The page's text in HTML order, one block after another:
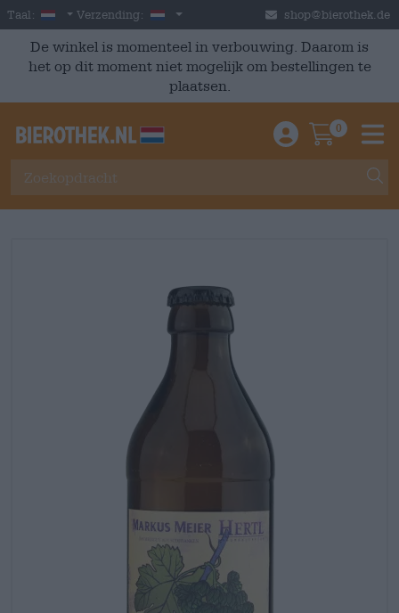
Skip to main content
Taal: Dutch
Verzending: Nederland shop@bierothek.de
De winkel is momenteel in verbouwing. Daarom is
het op dit moment niet mogelijk om bestellingen te
plaatsen.
Einloggen /
0